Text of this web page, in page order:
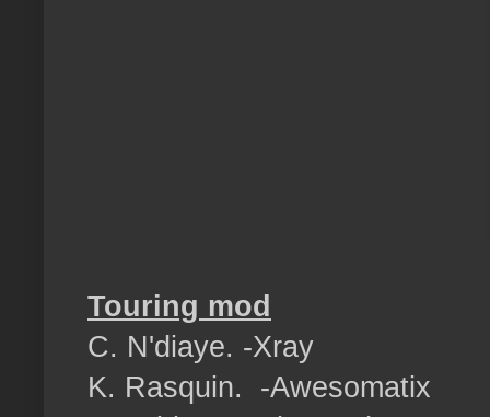
Touring mod
C. N'diaye. -Xray
K. Rasquin. -Awesomatix